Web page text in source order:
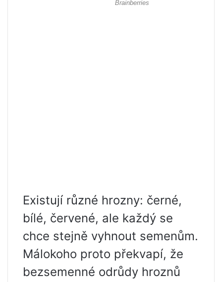
Existují různé hrozny: černé,
bílé, červené, ale každý se
chce stejně vyhnout semenům.
Málokoho proto překvapí, že
bezsemenné odrůdy hroznů